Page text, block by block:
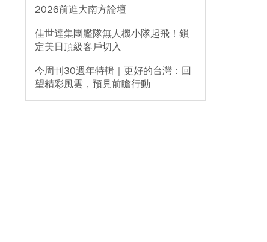
2026前進大南方論壇
佳世達集團艦隊無人機小隊起飛！鎖
定美日頂級客戶切入
今周刊30週年特輯｜更好的台灣：回
望精彩風雲，預見前瞻行動